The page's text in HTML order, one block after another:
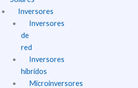
Inversores
Inversores
de
red
Inversores
híbridos
Microinversores